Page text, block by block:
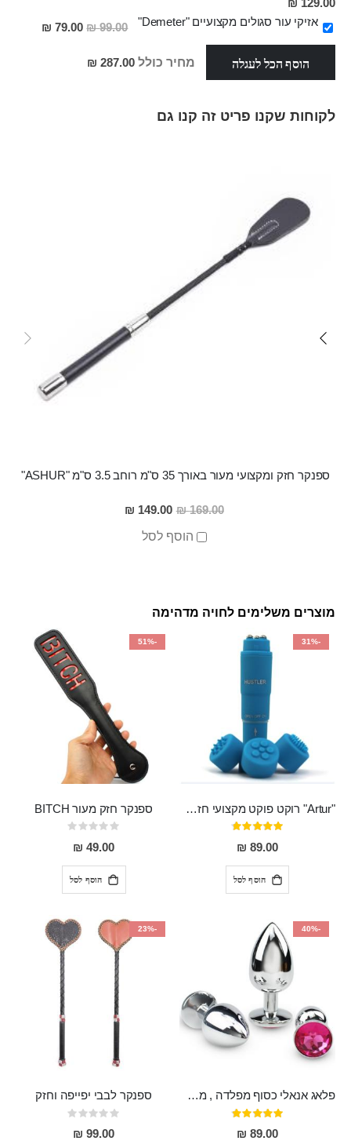
129.00 ₪
אזיקי עור סגולים מקצועיים "Demeter"
99.00 ₪
מחיר
79.00 ₪
הוסף הכל לעגלה מחיר כולל 287.00 ₪
לקוחות שקנו פריט זה קנו גם
ספנקר חזק ומקצועי מעור באורך 35 ס"מ רוחב 3.5 ס"מ "ASHUR"
169.00 ₪
מחיר
מבצע
149.00 ₪
הוסף לסל
מוצרים משלימים לחויה מדהימה
-31%
"Artur" רוקט פוקט מקצועי חזק במיוחד
דירוג:
95%
89.00 ₪
הוסף לסל
-51%
ספנקר חזק מעור BITCH
Rating:
0%
49.00 ₪
הוסף לסל
-40%
פלאג אנאלי כסוף מפלדה , מתאים ללבישה מתחת לבגדים, בגודל 7.3 על 2.8 ס"מ
דירוג:
97%
89.00 ₪
-23%
ספנקר לבבי יפייפה וחזק
Rating:
0%
99.00 ₪